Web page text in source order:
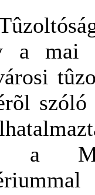
a mai
a